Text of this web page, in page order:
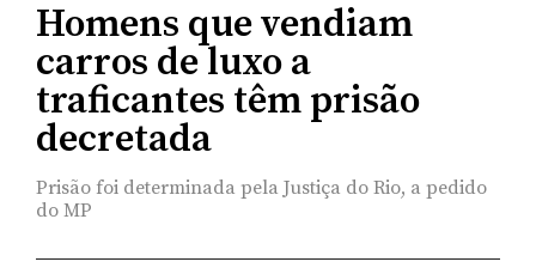
Homens que vendiam
carros de luxo a
traficantes têm prisão
decretada
Prisão foi determinada pela Justiça do Rio, a pedido
do MP